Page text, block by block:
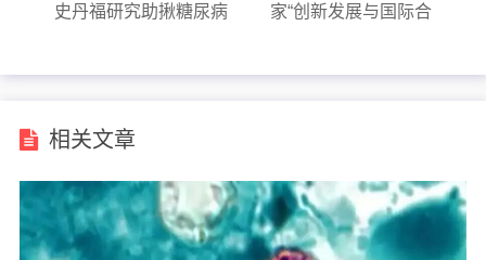
史丹福研究助揪糖尿病
家“创新发展与国际合
产业新趋势
相关文章